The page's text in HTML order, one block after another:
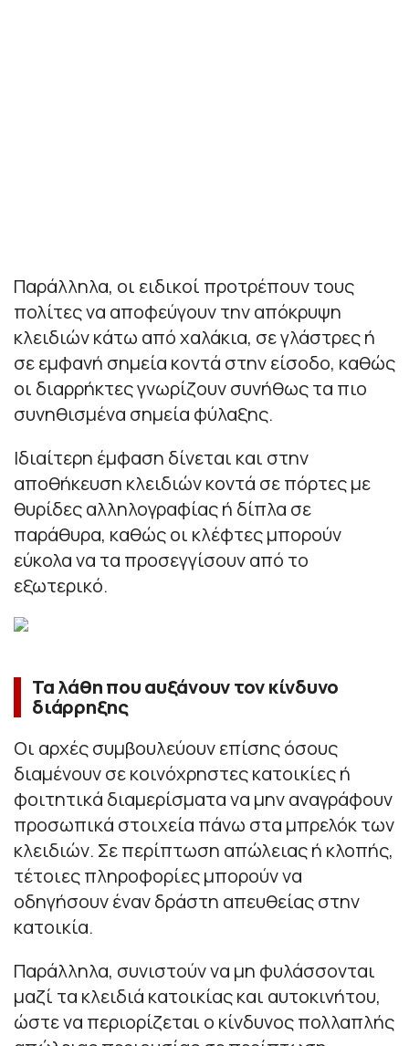
Παράλληλα, οι ειδικοί προτρέπουν τους
πολίτες να αποφεύγουν την απόκρυψη
κλειδιών κάτω από χαλάκια, σε γλάστρες ή
σε εμφανή σημεία κοντά στην είσοδο, καθώς
οι διαρρήκτες γνωρίζουν συνήθως τα πιο
συνηθισμένα σημεία φύλαξης.
Ιδιαίτερη έμφαση δίνεται και στην
αποθήκευση κλειδιών κοντά σε πόρτες με
θυρίδες αλληλογραφίας ή δίπλα σε
παράθυρα, καθώς οι κλέφτες μπορούν
εύκολα να τα προσεγγίσουν από το
εξωτερικό.
Τα λάθη που αυξάνουν τον κίνδυνο
διάρρηξης
Οι αρχές συμβουλεύουν επίσης όσους
διαμένουν σε κοινόχρηστες κατοικίες ή
φοιτητικά διαμερίσματα να μην αναγράφουν
προσωπικά στοιχεία πάνω στα μπρελόκ των
κλειδιών. Σε περίπτωση απώλειας ή κλοπής,
τέτοιες πληροφορίες μπορούν να
οδηγήσουν έναν δράστη απευθείας στην
κατοικία.
Παράλληλα, συνιστούν να μη φυλάσσονται
μαζί τα κλειδιά κατοικίας και αυτοκινήτου,
ώστε να περιορίζεται ο κίνδυνος πολλαπλής